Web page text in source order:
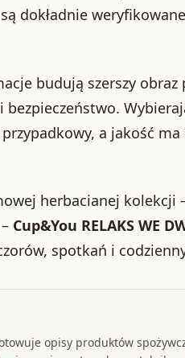
dokładnie
budują szerszy obraz
a jakość ma
herbacianej kolekcji
Cup&You RELAKS WE
spotkań i
opisy produktów